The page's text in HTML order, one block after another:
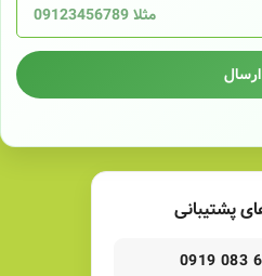
ارسال
پشتیبانی
0919 083